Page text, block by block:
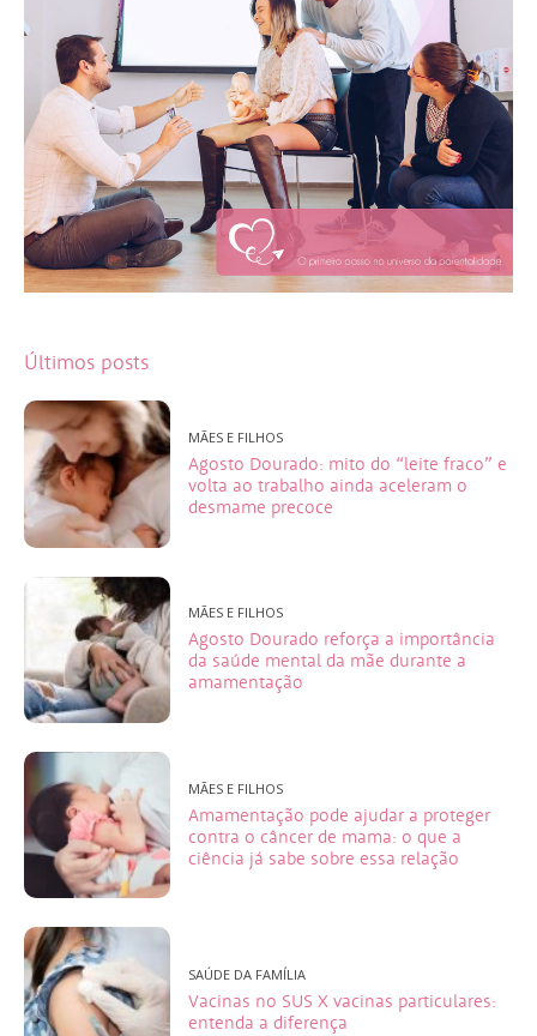
Últimos posts
MÃES E FILHOS
Agosto Dourado: mito do “leite fraco” e
volta ao trabalho ainda aceleram o
desmame precoce
MÃES E FILHOS
Agosto Dourado reforça a importância
da saúde mental da mãe durante a
amamentação
MÃES E FILHOS
Amamentação pode ajudar a proteger
contra o câncer de mama: o que a
ciência já sabe sobre essa relação
SAÚDE DA FAMÍLIA
Vacinas no SUS X vacinas particulares:
entenda a diferença